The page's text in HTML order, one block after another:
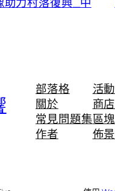
部落格
關於
常見問題集
作者
活動
商店
區
佈